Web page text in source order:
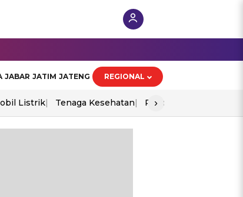
JABAR JATIM JATENG REGIONAL
Listrik Tenaga Kesehatan Piala Aff 2026
›